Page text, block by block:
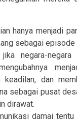
hanya menjadi
sebagai
negara-negara
keadilan, dan
sebagai pusat
dirawat.
damai